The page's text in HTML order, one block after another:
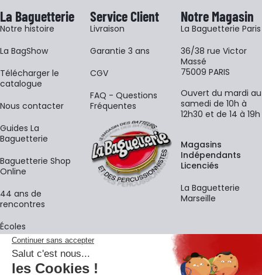
La Baguetterie
Notre histoire
La BagShow
​Télécharger le
catalogue
Nous contacter
Guides La
Baguetterie
Baguetterie Shop
Online
44 ans de
rencontres
Écoles
Service Client
Livraison
Garantie 3 ans
CGV
FAQ - Questions
Fréquentes
Notre Magasin
La Baguetterie Paris
36/38 rue Victor
Massé
75009 PARIS
Ouvert du mardi au
samedi de 10h à
12h30 et de 14 à 19h
Magasins
Indépendants
Licenciés
La Baguetterie
Marseille
La newsletter
Adresse e-mail